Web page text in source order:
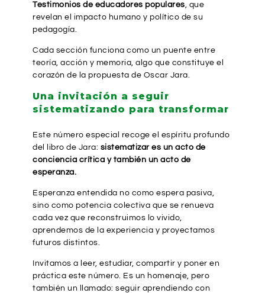
Testimonios de educadores populares, que
revelan el impacto humano y político de su
pedagogía.
Cada sección funciona como un puente entre
teoría, acción y memoria, algo que constituye el
corazón de la propuesta de Oscar Jara.
Una invitación a seguir
sistematizando para transformar
Este número especial recoge el espíritu profundo
del libro de Jara: sistematizar es un acto de
conciencia crítica y también un acto de
esperanza.
Esperanza entendida no como espera pasiva,
sino como potencia colectiva que se renueva
cada vez que reconstruimos lo vivido,
aprendemos de la experiencia y proyectamos
futuros distintos.
Invitamos a leer, estudiar, compartir y poner en
práctica este número. Es un homenaje, pero
también un llamado: seguir aprendiendo con